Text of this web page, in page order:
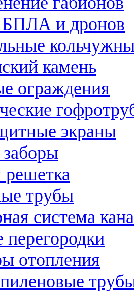
БПЛА и дронов
камень
ограждения
экраны
решетка
трубы
система
отопления